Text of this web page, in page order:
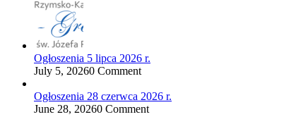
Ogłoszenia 5 lipca 2026 r.
July 5, 20260 Comment
Ogłoszenia 28 czerwca 2026 r.
June 28, 20260 Comment